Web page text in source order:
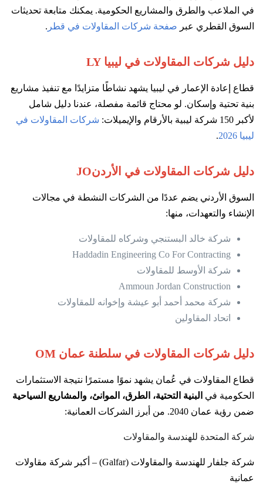
في الملاعب والطرق والمشاريع الحكومية. يمكنك متابعة تحديثات
السوق القطري عبر صفحة شركات المقاولات في قطر .
دليل شركات المقاولات في ليبيا LY
قطاع إعادة الإعمار في ليبيا يشهد نشاطًا متزايدًا مع تنفيذ مشاريع
بنية تحتية وإسكان. لو محتاج قائمة مفصلة، عندنا دليل شامل
لأكبر 150 شركة ليبية بالأرقام والإيميلات:
شركات المقاولات في
ليبيا 2026
.
دليل شركات المقاولات في الأردنJO
السوق الأردني يضم عددًا من الشركات النشطة في مجالات
الإنشاء والتعهدات، منها:
شركة خالد البستنجي وشركاه للمقاولات
Haddadin Engineering Co For Contracting
شركة الأوسط للمقاولات
Ammoun Jordan Construction
شركة محمد أحمد أبو عيشة وإخوانه للمقاولات
اتحاد المقاولين
دليل شركات المقاولات في سلطنة عمان OM
قطاع المقاولات في عُمان يشهد نموًا مستمرًا نتيجة الاستثمارات
الحكومية في البنية التحتية، الطرق، الموانئ، والمشاريع السياحية
ضمن رؤية عمان 2040. من أبرز الشركات العمانية:
شركة المتحدة للهندسة والمقاولات
شركة جلفار للهندسة والمقاولات (Galfar) – أكبر شركة مقاولات
عمانية